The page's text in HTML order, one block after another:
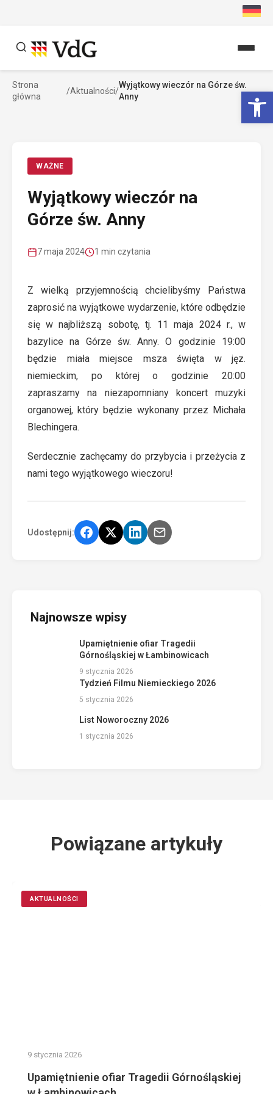
Szukaj
Strona
główna
/Aktualności/
Wyjątkowy wieczór na Górze św.
Anny
WAŻNE
Wyjątkowy wieczór na
Górze św. Anny
7 maja 2024 1 min czytania
Z wielką przyjemnością chcielibyśmy Państwa
zaprosić na wyjątkowe wydarzenie, które odbędzie
się w najbliższą sobotę, tj. 11 maja 2024 r., w
bazylice na Górze św. Anny. O godzinie 19:00
będzie miała miejsce msza święta w jęz.
niemieckim, po której o godzinie 20:00
zapraszamy na niezapomniany koncert muzyki
organowej, który będzie wykonany przez Michała
Blechingera.
Serdecznie zachęcamy do przybycia i przeżycia z
nami tego wyjątkowego wieczoru!
Udostępnij:
Najnowsze wpisy
Upamiętnienie ofiar Tragedii
Górnośląskiej w Łambinowicach
9 stycznia 2026
Tydzień Filmu Niemieckiego 2026
5 stycznia 2026
List Noworoczny 2026
1 stycznia 2026
Powiązane artykuły
AKTUALNOŚCI
9 stycznia 2026
Upamiętnienie ofiar Tragedii Górnośląskiej